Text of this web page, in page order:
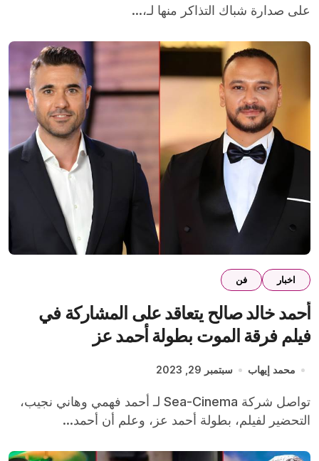
على صدارة شباك التذاكر منها لـ،...
اخبار فن
أحمد خالد صالح يتعاقد على المشاركة في
فيلم فرقة الموت بطولة أحمد عز
محمد إيهاب سبتمبر 29, 2023
تواصل شركة Sea-Cinema لـ أحمد فهمي وهاني نجيب،
التحضير لفيلم، بطولة أحمد عز، وعلم أن أحمد...